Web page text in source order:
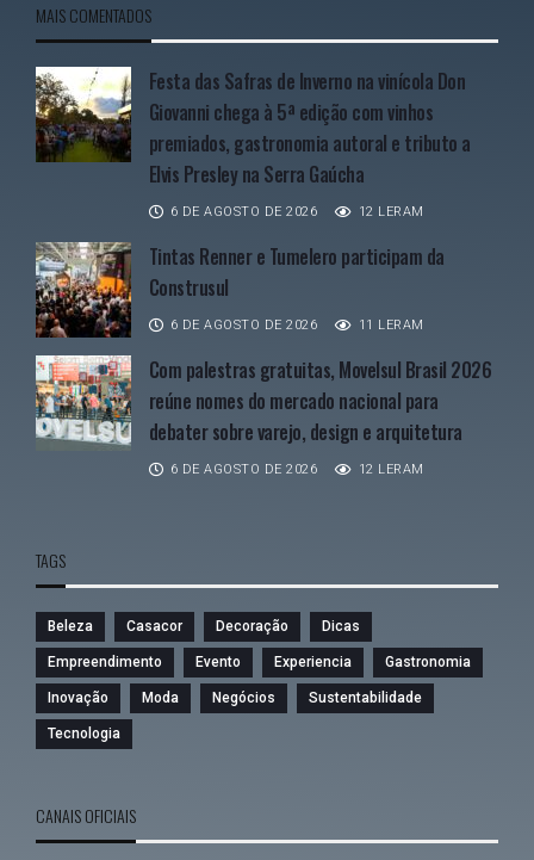
MAIS COMENTADOS
Festa das Safras de Inverno na vinícola Don
Giovanni chega à 5ª edição com vinhos
premiados, gastronomia autoral e tributo a
Elvis Presley na Serra Gaúcha
6 DE AGOSTO DE 2026 12 LERAM
Tintas Renner e Tumelero participam da
Construsul
6 DE AGOSTO DE 2026 11 LERAM
Com palestras gratuitas, Movelsul Brasil 2026
reúne nomes do mercado nacional para
debater sobre varejo, design e arquitetura
6 DE AGOSTO DE 2026 12 LERAM
TAGS
Beleza Casacor Decoração Dicas
Empreendimento Evento Experiencia Gastronomia
Inovação Moda Negócios Sustentabilidade
Tecnologia
CANAIS OFICIAIS